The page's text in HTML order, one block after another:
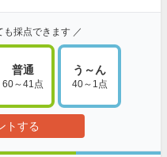
採点できます ／
普通
60～41点
う～ん
40～1点
トする